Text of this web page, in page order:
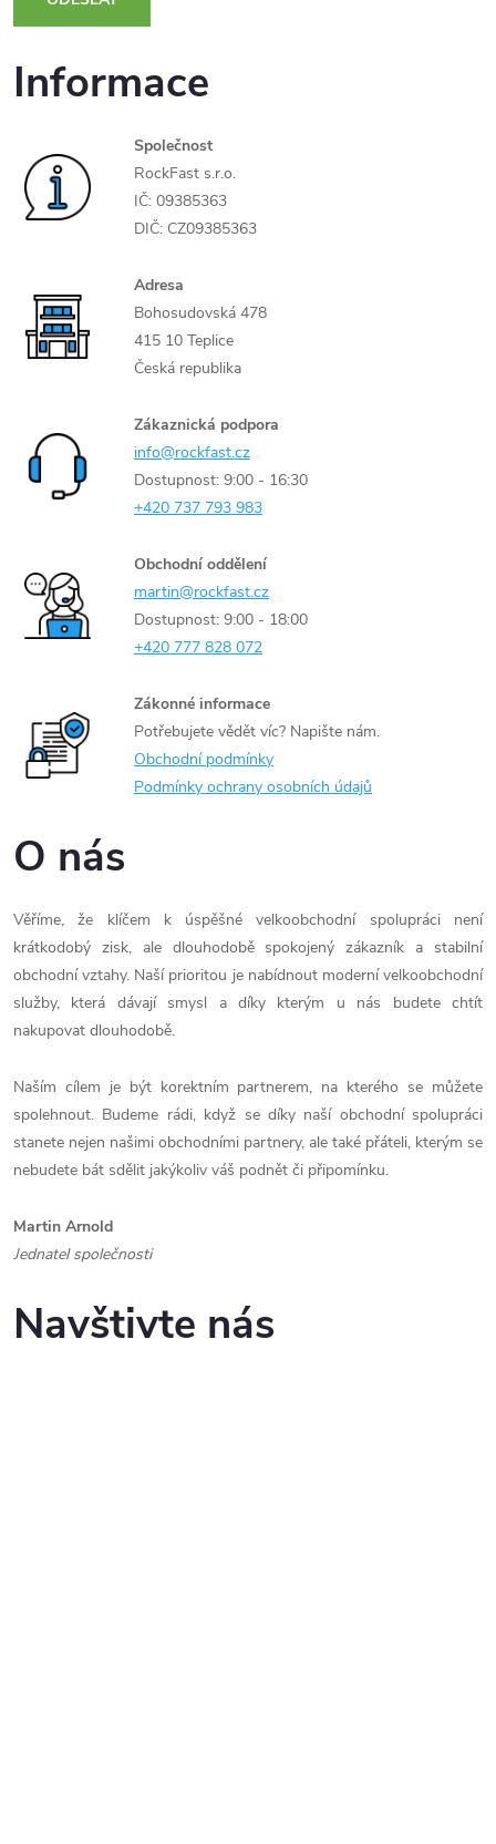
Informace
Společnost
RockFast s.r.o.
IČ: 09385363
DIČ: CZ09385363
Adresa
Bohosudovská 478
415 10 Teplice
Česká republika
Zákaznická podpora
info@rockfast.cz
Dostupnost: 9:00 - 16:30
+420 737 793 983
Obchodní oddělení
martin@rockfast.cz
Dostupnost: 9:00 - 18:00
+420 777 828 072
Zákonné informace
Potřebujete vědět víc? Napište nám.
Obchodní podmínky
Podmínky ochrany osobních údajů
O nás
Věříme, že klíčem k úspěšné velkoobchodní spolupráci není
krátkodobý zisk, ale dlouhodobě spokojený zákazník a stabilní
obchodní vztahy. Naší prioritou je nabídnout moderní velkoobchodní
služby, která dávají smysl a díky kterým u nás budete chtít
nakupovat dlouhodobě.
Naším cílem je být korektním partnerem, na kterého se můžete
spolehnout. Budeme rádi, když se díky naší obchodní spolupráci
stanete nejen našimi obchodními partnery, ale také přáteli, kterým se
nebudete bát sdělit jakýkoliv váš podnět či připomínku.
Martin Arnold
Jednatel společnosti
Navštivte nás